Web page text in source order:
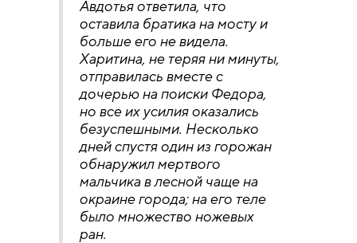
Авдотья ответила, что
оставила братика на мосту и
больше его не видела.
Харитина, не теряя ни минуты,
отправилась вместе с
дочерью на поиски Федора,
но все их усилия оказались
безуспешными. Несколько
дней спустя один из горожан
обнаружил мертвого
мальчика в лесной чаще на
окраине города; на его теле
было множество ножевых
ран.